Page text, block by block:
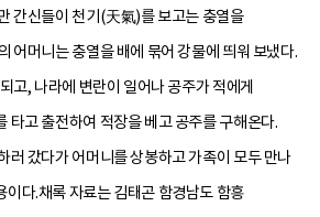
간신들이 천기(天氣)를 보고는 충열을
어머니는 충열을 배에 묶어 강물에 띄워 보냈다.
고, 나라에 변란이 일어나 공주가 적에게
타고 출전하여 적장을 베고 공주를 구해온다.
러 갔다가 어머니를 상봉하고 가족이 모두 만나
이다.채록 자료는 김태곤 함경남도 함흥